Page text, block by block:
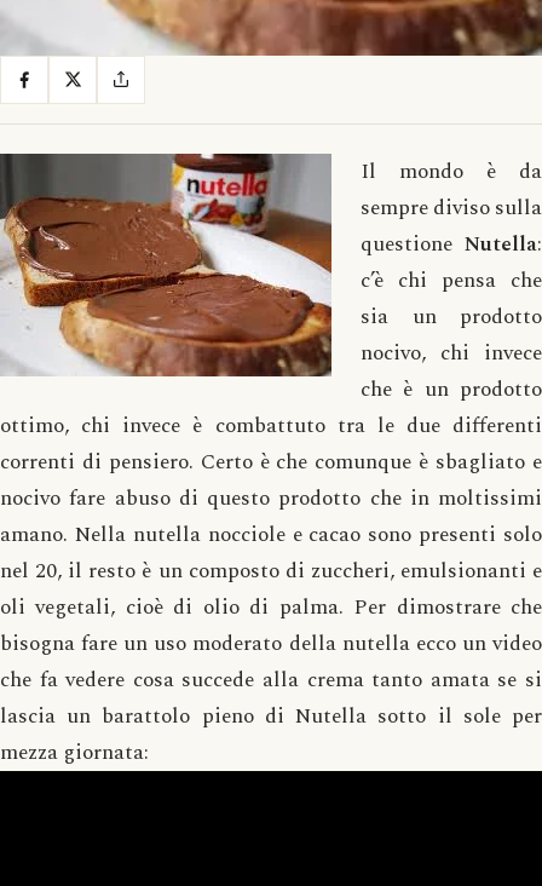
Il mondo è da
sempre diviso sulla
questione Nutella:
c’è chi pensa che
sia un prodotto
nocivo, chi invece
che è un prodotto
ottimo, chi invece è combattuto tra le due differenti
correnti di pensiero. Certo è che comunque è sbagliato e
nocivo fare abuso di questo prodotto che in moltissimi
amano. Nella nutella nocciole e cacao sono presenti solo
nel 20, il resto è un composto di zuccheri, emulsionanti e
oli vegetali, cioè di olio di palma. Per dimostrare che
bisogna fare un uso moderato della nutella ecco un video
che fa vedere cosa succede alla crema tanto amata se si
lascia un barattolo pieno di Nutella sotto il sole per
mezza giornata: